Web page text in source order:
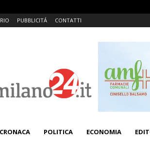
PUBBLICITÁ CONTATTI
CRONACA POLITICA ECONOMIA